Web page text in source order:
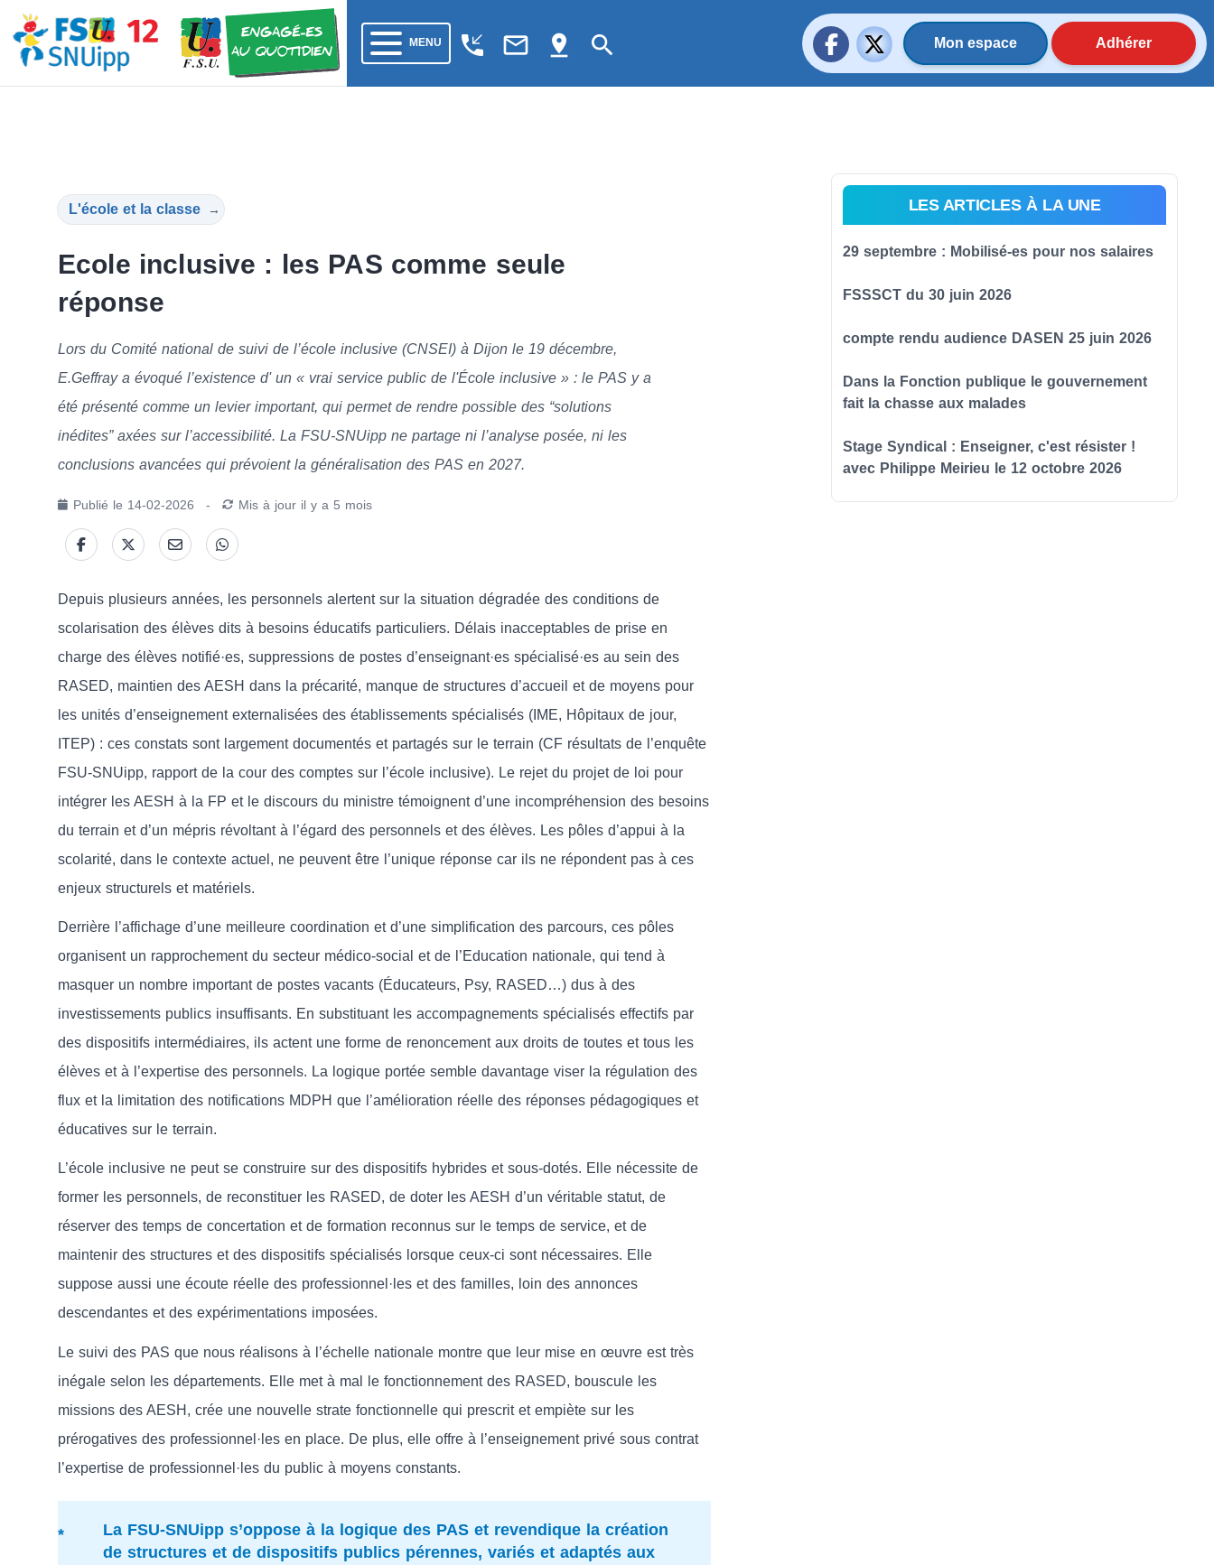
MENU phone_callback mail_outline pin_drop search Mon espace Adhérer
L'école et la classe →
Ecole inclusive : les PAS comme seule
réponse
Lors du Comité national de suivi de l’école inclusive (CNSEI) à Dijon le 19 décembre,
E.Geffray a évoqué l’existence d' un « vrai service public de l'École inclusive » : le PAS y a
été présenté comme un levier important, qui permet de rendre possible des “solutions
inédites” axées sur l’accessibilité. La FSU-SNUipp ne partage ni l’analyse posée, ni les
conclusions avancées qui prévoient la généralisation des PAS en 2027.
Publié le 14-02-2026 - Mis à jour il y a 5 mois
Depuis plusieurs années, les personnels alertent sur la situation dégradée des conditions de
scolarisation des élèves dits à besoins éducatifs particuliers. Délais inacceptables de prise en
charge des élèves notifié·es, suppressions de postes d’enseignant·es spécialisé·es au sein des
RASED, maintien des AESH dans la précarité, manque de structures d’accueil et de moyens pour
les unités d’enseignement externalisées des établissements spécialisés (IME, Hôpitaux de jour,
ITEP) : ces constats sont largement documentés et partagés sur le terrain (CF résultats de l’enquête
FSU-SNUipp, rapport de la cour des comptes sur l’école inclusive). Le rejet du projet de loi pour
intégrer les AESH à la FP et le discours du ministre témoignent d’une incompréhension des besoins
du terrain et d’un mépris révoltant à l’égard des personnels et des élèves. Les pôles d’appui à la
scolarité, dans le contexte actuel, ne peuvent être l’unique réponse car ils ne répondent pas à ces
enjeux structurels et matériels.
Derrière l’affichage d’une meilleure coordination et d’une simplification des parcours, ces pôles
organisent un rapprochement du secteur médico-social et de l’Education nationale, qui tend à
masquer un nombre important de postes vacants (Éducateurs, Psy, RASED…) dus à des
investissements publics insuffisants. En substituant les accompagnements spécialisés effectifs par
des dispositifs intermédiaires, ils actent une forme de renoncement aux droits de toutes et tous les
élèves et à l’expertise des personnels. La logique portée semble davantage viser la régulation des
flux et la limitation des notifications MDPH que l’amélioration réelle des réponses pédagogiques et
éducatives sur le terrain.
L’école inclusive ne peut se construire sur des dispositifs hybrides et sous-dotés. Elle nécessite de
former les personnels, de reconstituer les RASED, de doter les AESH d’un véritable statut, de
réserver des temps de concertation et de formation reconnus sur le temps de service, et de
maintenir des structures et des dispositifs spécialisés lorsque ceux-ci sont nécessaires. Elle
suppose aussi une écoute réelle des professionnel·les et des familles, loin des annonces
descendantes et des expérimentations imposées.
Le suivi des PAS que nous réalisons à l’échelle nationale montre que leur mise en œuvre est très
inégale selon les départements. Elle met à mal le fonctionnement des RASED, bouscule les
missions des AESH, crée une nouvelle strate fonctionnelle qui prescrit et empiète sur les
prérogatives des professionnel·les en place. De plus, elle offre à l’enseignement privé sous contrat
l’expertise de professionnel·les du public à moyens constants.
La FSU-SNUipp s’oppose à la logique des PAS et revendique la création
de structures et de dispositifs publics pérennes, variés et adaptés aux
LES ARTICLES À LA UNE
29 septembre : Mobilisé-es pour nos salaires
FSSSCT du 30 juin 2026
compte rendu audience DASEN 25 juin 2026
Dans la Fonction publique le gouvernement
fait la chasse aux malades
Stage Syndical : Enseigner, c'est résister !
avec Philippe Meirieu le 12 octobre 2026